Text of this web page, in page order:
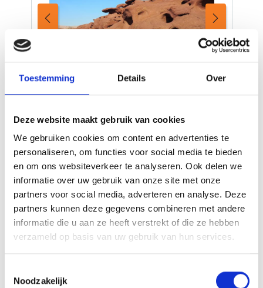
Toestemming Details Over
Deze website maakt gebruik van cookies
We gebruiken cookies om content en advertenties te
personaliseren, om functies voor social media te bieden
en om ons websiteverkeer te analyseren. Ook delen we
informatie over uw gebruik van onze site met onze
partners voor social media, adverteren en analyse. Deze
partners kunnen deze gegevens combineren met andere
informatie die u aan ze heeft verstrekt of die ze hebben
verzameld op basis van uw gebruik van hun services.
Noodzakelijk
18-Daagse unieke
Oezbekistan en Kazachstan
Hét hart van de Zijderoute
Gevarieerde architectuur, madrassa's,
minaretten, moskeeën en mausolea
Bezoek aan de verbluffende Charyn Canyon
Wandeling naar het surrealistische Kaindy
meer
Deze 18-daagse rondreis neemt u mee van de
betoverende architectuur van Samarkand en de